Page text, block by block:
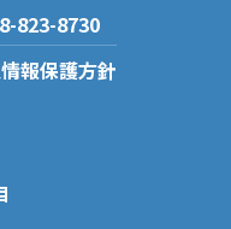
823-8730
報保護方針